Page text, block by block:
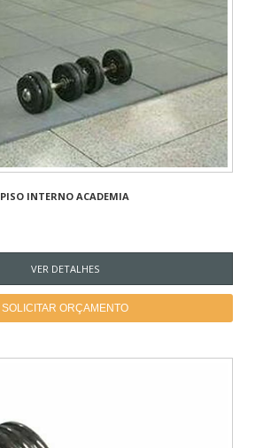
PISO INTERNO ACADEMIA
VER DETALHES
SOLICITAR ORÇAMENTO